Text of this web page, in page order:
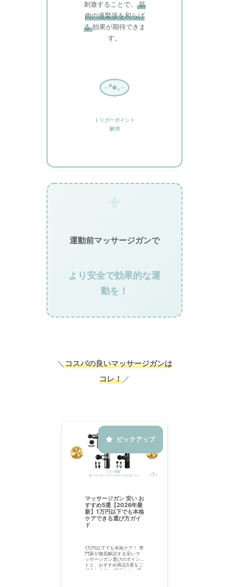
刺激することで、
筋
肉の過緊張を和らげ
る 効果が期待できま
す。
トリガーポイント
解消
運動前マッサージガンで
より安全で効果的な運
動を！
＼ コスパの良いマッサージガンは
コレ！／
マッサージガン 安い お
すすめ5選【2026年最
新】1万円以下でも本格
ケアできる選び方ガイ
ド
1万円以下でも本格ケア！ 専
門家が徹底解説する安いマ
ッサージガン選びのポイン
トと、おすすめ商品5選をご
紹介します。 後悔しない購